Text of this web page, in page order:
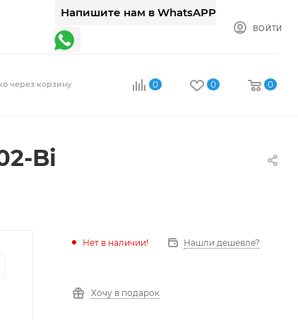
Напишите нам в WhatsAPP
ВОЙТИ
через корзину 0 0 0
Bi
Нет в наличии! Нашли дешевле?
Хочу в подарок